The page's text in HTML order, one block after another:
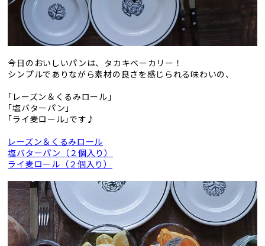
今日のおいしいパンは、タカキベーカリー！
シンプルでありながら素材の良さを感じられる味わいの、
｢レーズン＆くるみロール」
｢塩バターパン」
｢ライ麦ロール｣です♪
レーズン＆くるみロール
塩バターパン（２個入り）
ライ麦ロール（２個入り）